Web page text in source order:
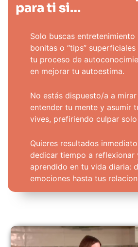
para ti si…​
Solo buscas
bonitas o “tips”
tu proceso de
en mejorar tu autoestima.
No estás dispuesto/a a
entender tu mente y asumir
vives, prefiriendo culpar
Quieres resultados
dedicar tiempo a reflexionar
aprendido en tu vida diaria:
emociones hasta tus